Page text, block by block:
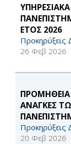
ΕΤΟΣ 2026
Προκηρύξεις
26 Φεβ 2026
ΠΡΟΜΗΘΕΙΑ
ΑΝΑΓΚΕΣ
Προκηρύξεις
20 Φεβ 2026